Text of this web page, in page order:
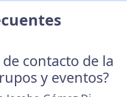
contacto de la
y eventos?